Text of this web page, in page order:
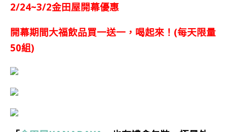
2/24~3/2金田屋開幕優惠
開幕期間大福飲品買一送一，喝起來！(每天限量
50組)